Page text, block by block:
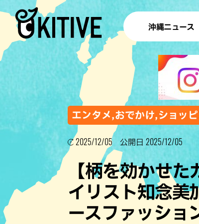
沖縄ニュース
ブ
エンタメ,おでかけ,ショッ
2025/12/05 公開日 2025/12/05
【柄を効かせ
イリスト知念美
ースファッショ